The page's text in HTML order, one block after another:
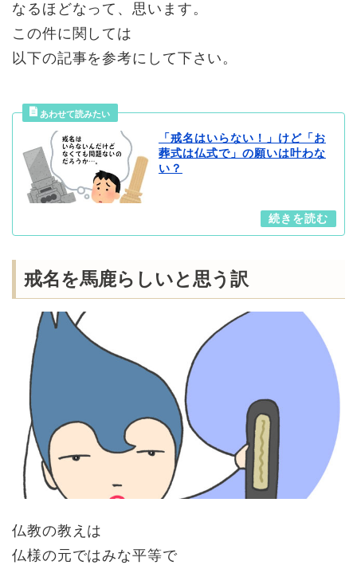
なるほどなって、思います。
この件に関しては
以下の記事を参考にして下さい。
「戒名はいらない！」けど「お
葬式は仏式で」の願いは叶わな
い？
戒名を馬鹿らしいと思う訳
仏教の教えは
仏様の元ではみな平等で